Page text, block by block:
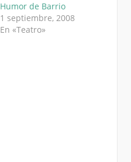
Humor de Barrio
1 septiembre, 2008
En «Teatro»